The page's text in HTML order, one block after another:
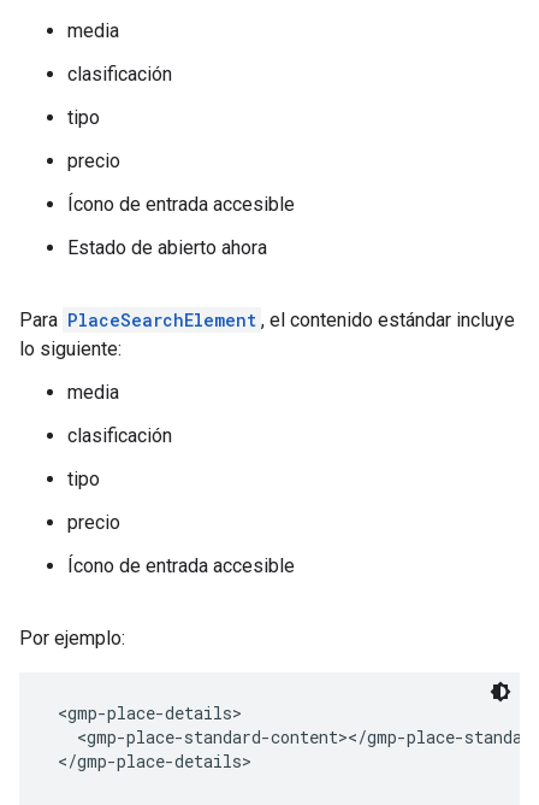
media
clasificación
tipo
precio
Ícono de entrada accesible
Estado de abierto ahora
Para PlaceSearchElement , el contenido estándar incluye
lo siguiente:
media
clasificación
tipo
precio
Ícono de entrada accesible
Por ejemplo:
<gmp-place-details>
<gmp-place-standard-content></gmp-place-
</gmp-place-details>